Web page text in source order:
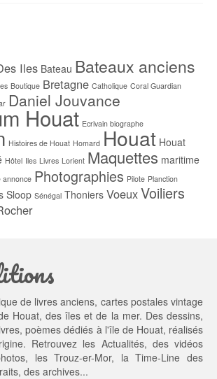
Iles Bateau Bateaux anciens
Boutique Bretagne Catholique Coral Guardian
Daniel Jouvance
Houat Ecrivain biographe
Histoires de Houat Homard Houat Houat
Hôtel Iles Livres Lorient Maquettes maritime
annonce Photographies Pilote Planction
Sloop Sénégal Thoniers VoeuxVoiliers
de livres anciens, cartes postales vintage
Houat, des îles et de la mer. Des dessins,
poèmes dédiés à l'île de Houat, réalisés
Retrouvez les Actualités, des vidéos
, lesTrouz-er-Mor, laTime-Line des
des archives...